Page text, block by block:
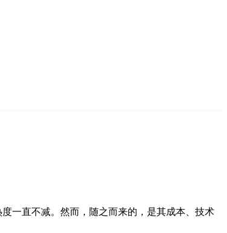
一直不减。然而，随之而来的，是其成本、技术